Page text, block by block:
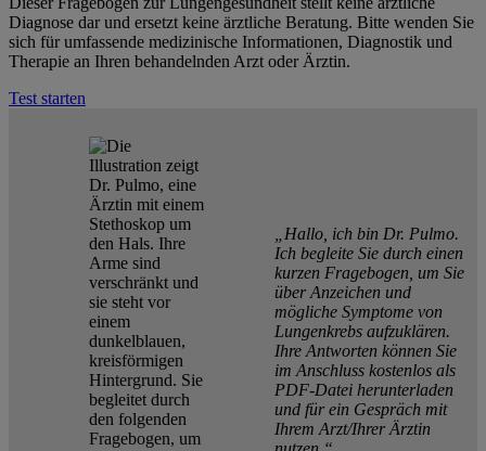
Diagnose dar und ersetzt keine ärztliche Beratung. Bitte wenden Sie
sich für umfassende medizinische Informationen, Diagnostik und
Therapie an Ihren behandelnden Arzt oder Ärztin.
Test starten
„Hallo, ich bin Dr. Pulmo.
Ich begleite Sie durch einen
kurzen Fragebogen, um Sie
über Anzeichen und
mögliche Symptome von
Lungenkrebs aufzuklären.
Ihre Antworten können Sie
im Anschluss kostenlos als
PDF-Datei herunterladen
und für ein Gespräch mit
Ihrem Arzt/Ihrer Ärztin